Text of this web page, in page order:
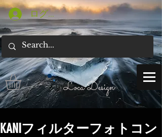
ログイン
Loca Design
KANIフィルターフォトコン